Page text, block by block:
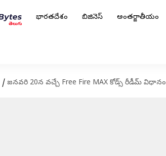
భారతదేశం బిజినెస్ అంతర్జాతీయం
/ జనవరి 20న వచ్చే Free Fire MAX కోడ్స్ రీడీమ్ విధానం